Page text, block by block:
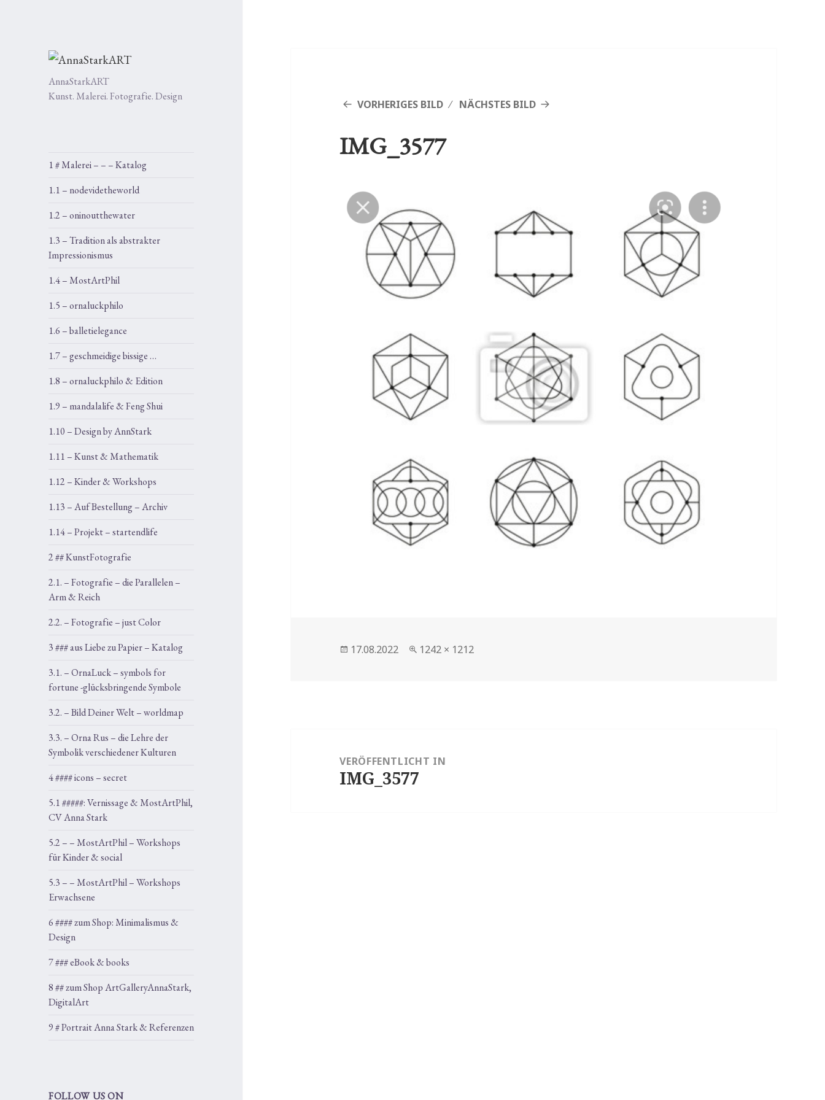
AnnaStarkART
Kunst. Malerei. Fotografie. Design
1 # Malerei – – – Katalog
1.1 – nodevidetheworld
1.2 – oninoutthewater
1.3 – Tradition als abstrakter
Impressionismus
1.4 – MostArtPhil
1.5 – ornaluckphilo
1.6 – balletielegance
1.7 – geschmeidige bissige …
1.8 – ornaluckphilo & Edition
1.9 – mandalalife & Feng Shui
1.10 – Design by AnnStark
1.11 – Kunst & Mathematik
1.12 – Kinder & Workshops
1.13 – Auf Bestellung – Archiv
1.14 – Projekt – startendlife
2 ## KunstFotografie
2.1. – Fotografie – die Parallelen –
Arm & Reich
2.2. – Fotografie – just Color
3 ### aus Liebe zu Papier – Katalog
3.1. – OrnaLuck – symbols for
fortune -glücksbringende Symbole
3.2. – Bild Deiner Welt – worldmap
3.3. – Orna Rus – die Lehre der
Symbolik verschiedener Kulturen
4 #### icons – secret
5.1 #####: Vernissage & MostArtPhil,
CV Anna Stark
5.2 – – MostArtPhil – Workshops
für Kinder & social
5.3 – – MostArtPhil – Workshops
Erwachsene
6 #### zum Shop: Minimalismus &
Design
7 ### eBook & books
8 ## zum Shop ArtGalleryAnnaStark,
DigitalArt
9 # Portrait Anna Stark & Referenzen
FOLLOW US ON
VORHERIGES BILD NÄCHSTES BILD
IMG_3577
Veröffentlicht
17.08.2022
Volle
1242 × 1212
VERÖFFENTLICHT IN
IMG_3577